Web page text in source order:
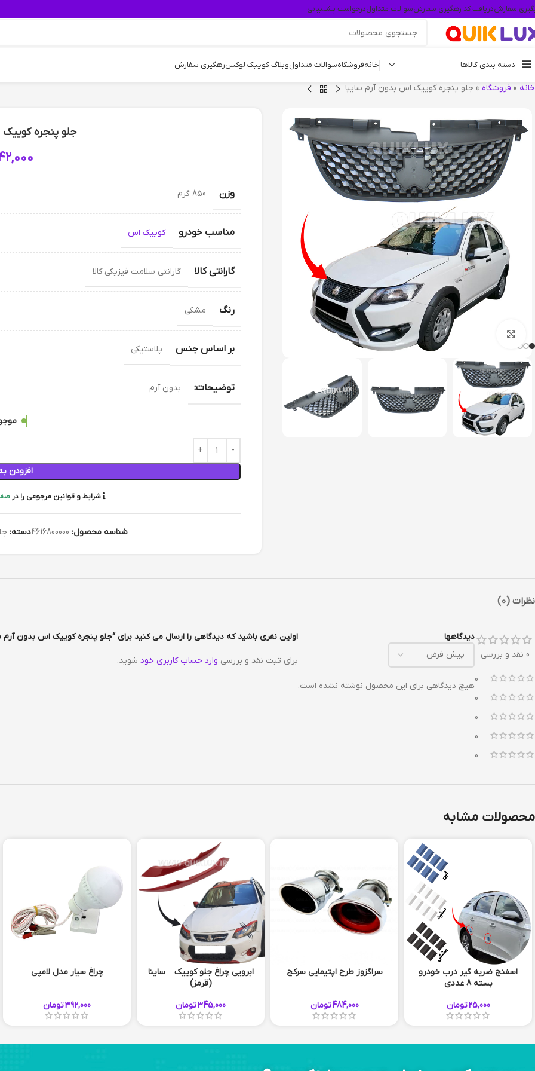
سفارشدریافت کد رهگیری سفارشسوالات متداولدرخواست پشتیبانی
دسته بندی کالاها خانهفروشگاهسوالات متداولوبلاگ کوییک لوکسرهگیری سفارش
خانه » فروشگاه » جلو پنجره کوییک اس بدون آرم سایپا
بزرگنمایی تصویر
جلو پنجره
وزن 850 گرم
مناسب خودرو کوییک اس
گارانتی کالا گارانتی سلامت فیزیکی کالا
رنگ مشکی
بر اساس جنس پلاستیکی
توضیحات: بدون آرم
افزودن
شرایط و قوانین مرجوعی را در
شناسه محصول: 4616800000دسته:
نظرات (0)
0 نقد و بررسی
0
0
0
0
0
دیدگاهها
هیچ دیدگاهی برای این محصول نوشته نشده است.
اولین نفری باشید که دیدگاهی را ارسال می کنید برای “جلو پنجره کوییک اس بدون آرم
برای ثبت نقد و بررسی وارد حساب کاربری خود شوید.
محصولات مشابه
اسفنج ضربه گیر درب خودرو
بسته 8 عددی
25,000تومان
سراگزوز طرح اپتیمایی سرکج
484,000تومان
ابرویی چراغ جلو کوییک – ساینا
(قرمز)
345,000تومان
چراغ سیار مدل لامپی
392,000تومان